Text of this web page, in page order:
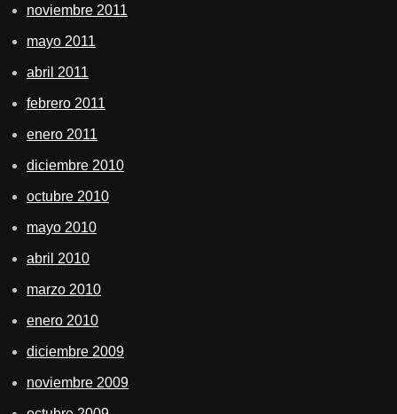
noviembre 2011
mayo 2011
abril 2011
febrero 2011
enero 2011
diciembre 2010
octubre 2010
mayo 2010
abril 2010
marzo 2010
enero 2010
diciembre 2009
noviembre 2009